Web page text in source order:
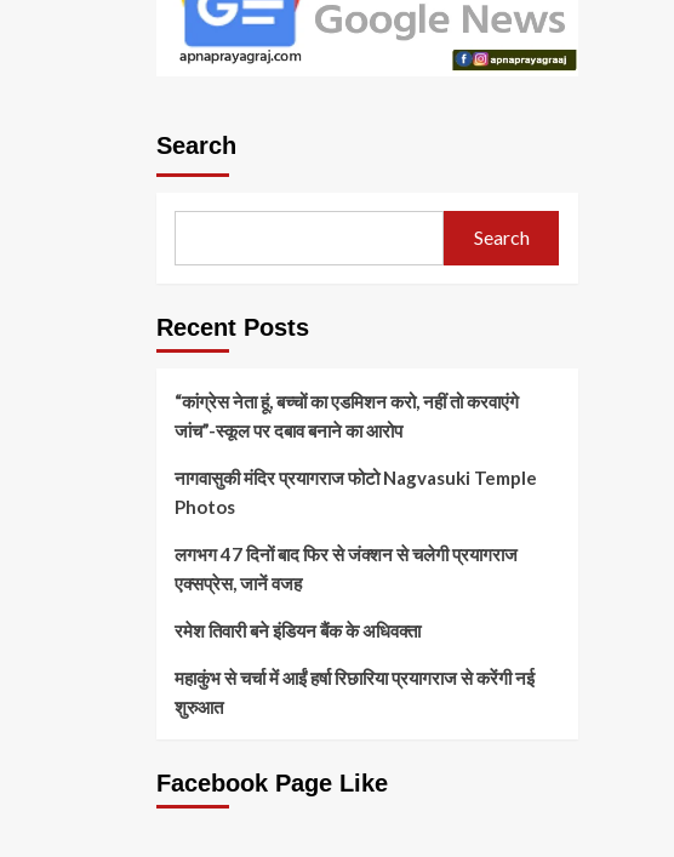
Search
Search
Recent Posts
“कांग्रेस नेता हूं, बच्चों का एडमिशन करो, नहीं तो करवाएंगे
जांच”-स्कूल पर दबाव बनाने का आरोप
नागवासुकी मंदिर प्रयागराज फोटो Nagvasuki Temple
Photos
लगभग 47 दिनों बाद फिर से जंक्शन से चलेगी प्रयागराज
एक्सप्रेस, जानें वजह
रमेश तिवारी बने इंडियन बैंक के अधिवक्ता
महाकुंभ से चर्चा में आईं हर्षा रिछारिया प्रयागराज से करेंगी नई
शुरुआत
Facebook Page Like